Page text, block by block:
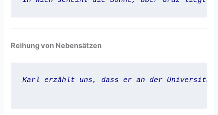
Reihung von Nebensätzen
Karl erzählt uns, dass er an der Universität